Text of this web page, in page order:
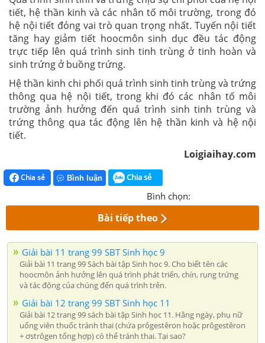
tiết, hệ thần kinh và các nhân tố môi trường, trong đó
hệ nội tiết đóng vai trò quan trọng nhất. Tuyến nội tiết
tăng hay giảm tiết hoocmôn sinh dục đều tác động
trực tiếp lên quá trình sinh tinh trùng ở tinh hoàn và
sinh trứng ở buồng trứng.
Hệ thần kinh chi phối quá trình sinh tinh trùng và trứng
thông qua hệ nội tiết, trong khi đó các nhân tố môi
trường ảnh hưởng đến quá trình sinh tinh trùng và
trứng thông qua tác động lên hệ thần kinh và hệ nội
tiết.
Loigiaihay.com
Chia sẻ Bình luận Chia sẻ
Bình chọn:
Bài tiếp theo
Giải bài 11 trang 99 SBT Sinh học 9
Giải bài 11 trang 99 Sách bài tập Sinh học 9. Cho biết tên các
hoocmôn ảnh hưởng lên quá trình phát triển, chín, rụng trứng
và tác động của chúng đến quá trình trên.
Giải bài 12 trang 99 SBT Sinh học 11
Giải bài 12 trang 99 sách bài tập Sinh học 11. Hằng ngày, phụ nữ
uống viên thuốc tránh thai (chứa prôgestêron hoặc prôgestêron
+ ơstrôgen tổng hợp) có thể tránh thai. Tại sao?